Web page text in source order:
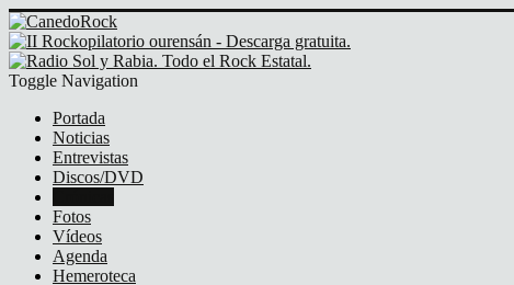
Toggle Navigation
Portada
Noticias
Entrevistas
Discos/DVD
Fotos
Vídeos
Agenda
Hemeroteca